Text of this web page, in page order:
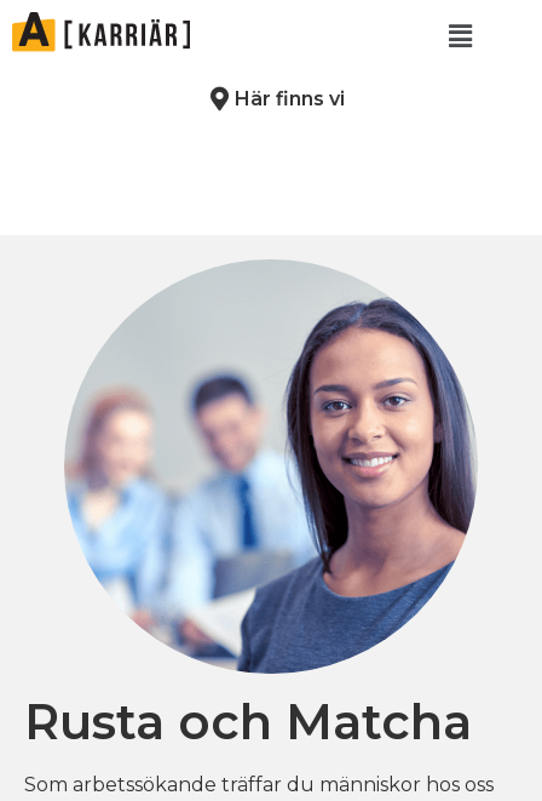
Här finns vi
Rusta och Matcha
Som arbetssökande träffar du människor hos oss